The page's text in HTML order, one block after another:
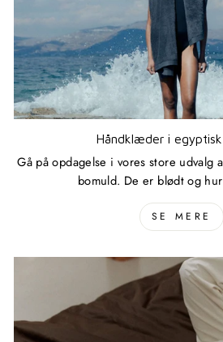
Håndklæder i
Gå på opdagelse i vores store udvalg
bomuld. De er blødt og
SE MERE